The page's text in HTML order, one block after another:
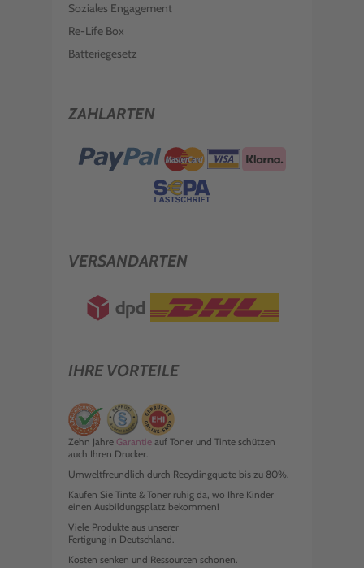
Soziales Engagement
Re-Life Box
Batteriegesetz
ZAHLARTEN
VERSANDARTEN
IHRE VORTEILE
Zehn Jahre Garantie auf Toner und Tinte schützen
auch Ihren Drucker.
Umweltfreundlich durch Recyclingquote bis zu 80%.
Kaufen Sie Tinte & Toner ruhig da, wo Ihre Kinder
einen Ausbildungsplatz bekommen!
Viele Produkte aus unserer
Fertigung in Deutschland.
Kosten senken und Ressourcen schonen.